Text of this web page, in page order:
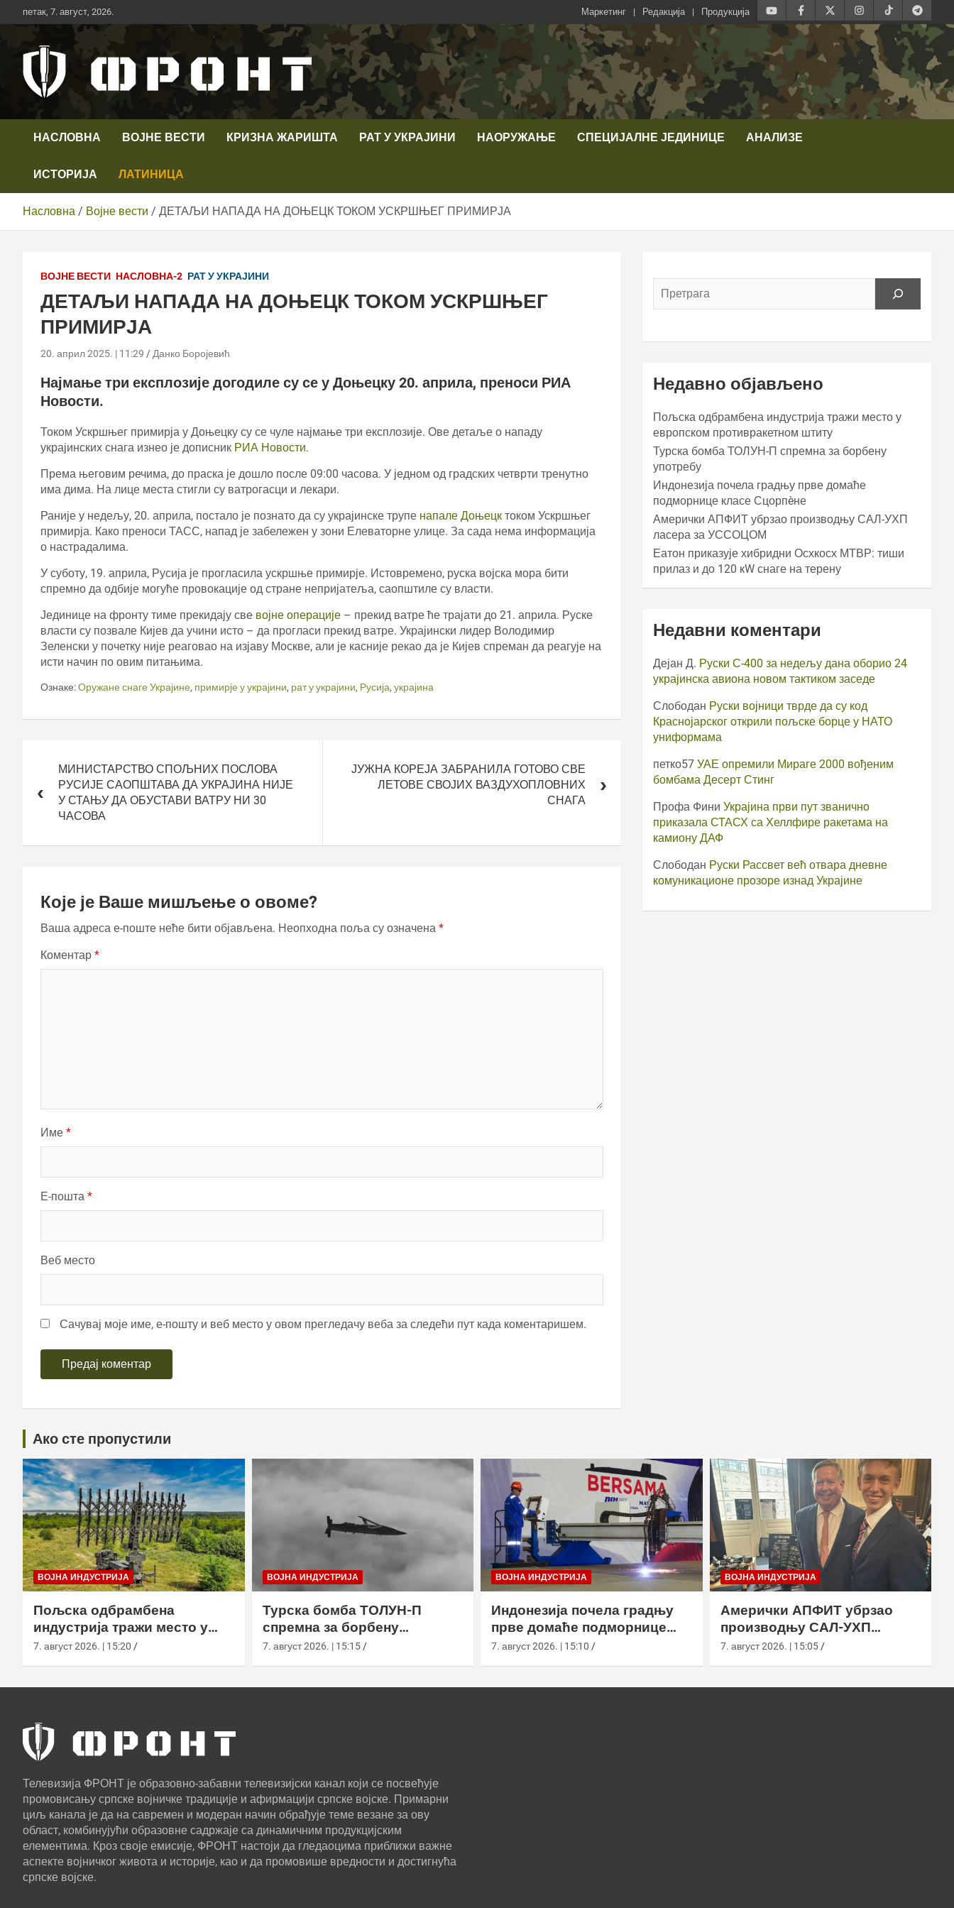
Скип
то
петак, 7. август, 2026. Маркетинг Редакција Продукција
Телевизија ФРОНТ
НАСЛОВНА ВОЈНЕ ВЕСТИ КРИЗНА ЖАРИШТА РАТ У УКРАЈИНИ НАОРУЖАЊЕ СПЕЦИЈАЛНЕ ЈЕДИНИЦЕ АНАЛИЗЕ
ИСТОРИЈА ЛАТИНИЦА
Насловна Војне вести ДЕТАЉИ НАПАДА НА ДОЊЕЦК ТОКОМ УСКРШЊЕГ ПРИМИРЈА
ВОЈНЕ ВЕСТИ НАСЛОВНА-2 РАТ У УКРАЈИНИ
ДЕТАЉИ НАПАДА НА ДОЊЕЦК ТОКОМ УСКРШЊЕГ
ПРИМИРЈА
20. април 2025. | 11:29 Данко Боројевић
Најмање три експлозије догодиле су се у Доњецку 20. априла, преноси РИА
Новости.
Током Ускршњег примирја у Доњецку су се чуле најмање три експлозије. Ове детаље о нападу
украјинских снага изнео је дописник РИА Новости.
Према његовим речима, до праска је дошло после 09:00 часова. У једном од градских четврти тренутно
има дима. На лице места стигли су ватрогасци и лекари.
Раније у недељу, 20. априла, постало је познато да су украјинске трупе напале Доњецк током Ускршњег
примирја. Како преноси ТАСС, напад је забележен у зони Елеваторне улице. За сада нема информација
о настрадалима.
У суботу, 19. априла, Русија је прогласила ускршње примирје. Истовремено, руска војска мора бити
спремно да одбије могуће провокације од стране непријатеља, саопштиле су власти.
Јединице на фронту тиме прекидају све војне операције – прекид ватре ће трајати до 21. априла. Руске
власти су позвале Кијев да учини исто – да прогласи прекид ватре. Украјински лидер Володимир
Зеленски у почетку није реаговао на изјаву Москве, али је касније рекао да је Кијев спреман да реагује на
исти начин по овим питањима.
Ознаке:Оружане снаге Украјине, примирје у украјини, рат у украјини, Русија, украјина
чланкаМИНИСТАРСТВО СПОЉНИХ ПОСЛОВА
РУСИЈЕ САОПШТАВА ДА УКРАЈИНА НИЈЕ
У СТАЊУ ДА ОБУСТАВИ ВАТРУ НИ 30
ЧАСОВА
ЈУЖНА КОРЕЈА ЗАБРАНИЛА ГОТОВО СВЕ
ЛЕТОВЕ СВОЈИХ ВАЗДУХОПЛОВНИХ
СНАГА
Које је Ваше мишљење о овоме?
Ваша адреса е-поште неће бити објављена. Неопходна поља су означена *
Коментар *
Име *
Е-пошта *
Веб место
Сачувај моје име, е-пошту и веб место у овом прегледачу веба за следећи пут када коментаришем.
Недавно објављено
Пољска одбрамбена индустрија тражи место у
европском противракетном штиту
Турска бомба ТОЛУН-П спремна за борбену
употребу
Индонезија почела градњу прве домаће
подморнице класе Сцорпèне
Амерички АПФИТ убрзао производњу САЛ-УХП
ласера за УССОЦОМ
Еатон приказује хибридни Осхкосх МТВР: тиши
прилаз и до 120 кW снаге на терену
Недавни коментари
Дејан Д. Руски С-400 за недељу дана оборио 24
украјинска авиона новом тактиком заседе
Слободан Руски војници тврде да су код
Краснојарског открили пољске борце у НАТО
униформама
петко57 УАЕ опремили Мираге 2000 вођеним
бомбама Десерт Стинг
Профа Фини Украјина први пут званично
приказала СТАСХ са Хеллфире ракетама на
камиону ДАФ
Слободан Руски Рассвет већ отвара дневне
комуникационе прозоре изнад Украјине
Ако сте пропустили
ВОЈНА ИНДУСТРИЈА
Пољска одбрамбена
индустрија тражи место у
европском противракетном
7. август 2026. | 15:20
ВОЈНА ИНДУСТРИЈА
Турска бомба ТОЛУН-П
спремна за борбену
употребу
7. август 2026. | 15:15
ВОЈНА ИНДУСТРИЈА
Индонезија почела градњу
прве домаће подморнице
класе Сцорпèне
7. август 2026. | 15:10
ВОЈНА ИНДУСТРИЈА
Амерички АПФИТ убрзао
производњу САЛ-УХП
ласера за УССОЦОМ
7. август 2026. | 15:05
Телевизија ФРОНТ је образовно-забавни телевизијски канал који се посвећује
промовисању српске војничке традиције и афирмацији српске војске. Примарни
циљ канала је да на савремен и модеран начин обрађује теме везане за ову
област, комбинујући образовне садржаје са динамичним продукцијским
елементима. Кроз своје емисије, ФРОНТ настоји да гледаоцима приближи важне
аспекте војничког живота и историје, као и да промовише вредности и достигнућа
српске војске.